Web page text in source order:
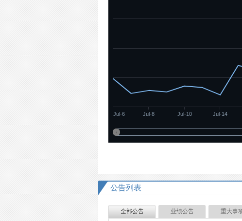
Jul-6 Jul-8 Jul-10 Jul-14
公告列表
全部公告 业绩公告 重大事